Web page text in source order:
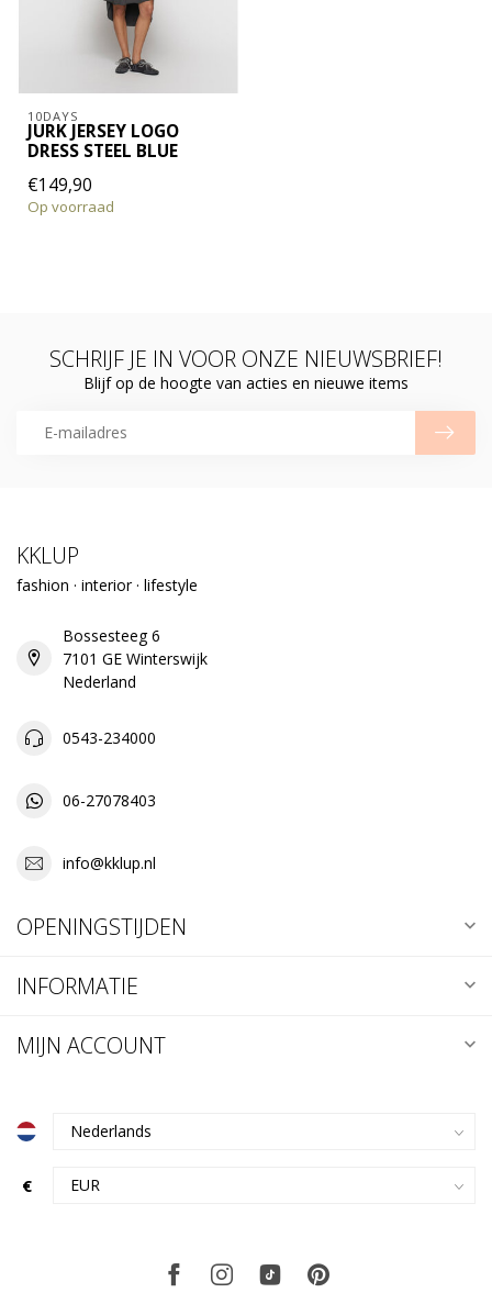
10DAYS
JURK JERSEY LOGO
DRESS STEEL BLUE
€149,90
Op voorraad
SCHRIJF JE IN VOOR ONZE NIEUWSBRIEF!
Blijf op de hoogte van acties en nieuwe items
KKLUP
fashion · interior · lifestyle
Bossesteeg 6
7101 GE Winterswijk
Nederland
0543-234000
06-27078403
info@kklup.nl
OPENINGSTIJDEN
INFORMATIE
MIJN ACCOUNT
€